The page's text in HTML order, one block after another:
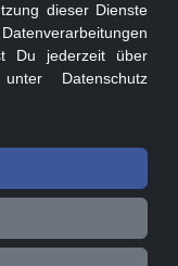
II Forum seit 2010 ❤️
Impressum
dieser Dienste
Du jederzeit über
Datenschutz